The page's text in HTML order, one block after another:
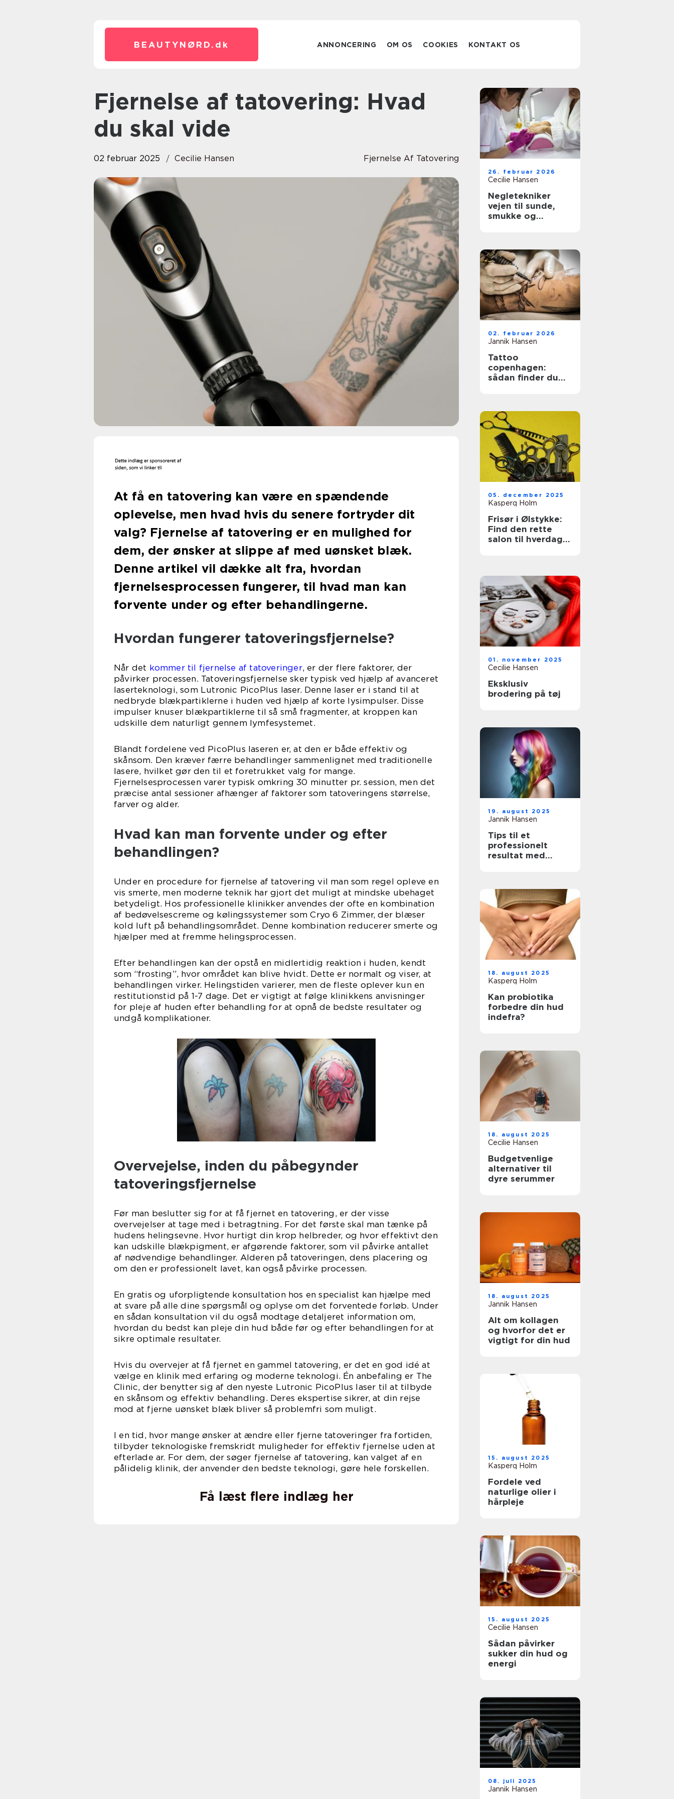
BEAUTYNØRD. dk ANNONCERING OM OS COOKIES KONTAKT OS
Fjernelse af tatovering: Hvad
du skal vide
02 februar 2025 Cecilie Hansen Fjernelse Af Tatovering
At få en tatovering kan være en spændende
oplevelse, men hvad hvis du senere fortryder dit
valg? Fjernelse af tatovering er en mulighed for
dem, der ønsker at slippe af med uønsket blæk.
Denne artikel vil dække alt fra, hvordan
fjernelsesprocessen fungerer, til hvad man kan
forvente under og efter behandlingerne.
Hvordan fungerer tatoveringsfjernelse?
Når det kommer til fjernelse af tatoveringer, er der flere faktorer, der
påvirker processen. Tatoveringsfjernelse sker typisk ved hjælp af avanceret
laserteknologi, som Lutronic PicoPlus laser. Denne laser er i stand til at
nedbryde blækpartiklerne i huden ved hjælp af korte lysimpulser. Disse
impulser knuser blækpartiklerne til så små fragmenter, at kroppen kan
udskille dem naturligt gennem lymfesystemet.
Blandt fordelene ved PicoPlus laseren er, at den er både effektiv og
skånsom. Den kræver færre behandlinger sammenlignet med traditionelle
lasere, hvilket gør den til et foretrukket valg for mange.
Fjernelsesprocessen varer typisk omkring 30 minutter pr. session, men det
præcise antal sessioner afhænger af faktorer som tatoveringens størrelse,
farver og alder.
Hvad kan man forvente under og efter
behandlingen?
Under en procedure for fjernelse af tatovering vil man som regel opleve en
vis smerte, men moderne teknik har gjort det muligt at mindske ubehaget
betydeligt. Hos professionelle klinikker anvendes der ofte en kombination
af bedøvelsescreme og kølingssystemer som Cryo 6 Zimmer, der blæser
kold luft på behandlingsområdet. Denne kombination reducerer smerte og
hjælper med at fremme helingsprocessen.
Efter behandlingen kan der opstå en midlertidig reaktion i huden, kendt
som “frosting”, hvor området kan blive hvidt. Dette er normalt og viser, at
behandlingen virker. Helingstiden varierer, men de fleste oplever kun en
restitutionstid på 1-7 dage. Det er vigtigt at følge klinikkens anvisninger
for pleje af huden efter behandling for at opnå de bedste resultater og
undgå komplikationer.
Overvejelse, inden du påbegynder
tatoveringsfjernelse
Før man beslutter sig for at få fjernet en tatovering, er der visse
overvejelser at tage med i betragtning. For det første skal man tænke på
hudens helingsevne. Hvor hurtigt din krop helbreder, og hvor effektivt den
kan udskille blækpigment, er afgørende faktorer, som vil påvirke antallet
af nødvendige behandlinger. Alderen på tatoveringen, dens placering og
om den er professionelt lavet, kan også påvirke processen.
En gratis og uforpligtende konsultation hos en specialist kan hjælpe med
at svare på alle dine spørgsmål og oplyse om det forventede forløb. Under
en sådan konsultation vil du også modtage detaljeret information om,
hvordan du bedst kan pleje din hud både før og efter behandlingen for at
sikre optimale resultater.
Hvis du overvejer at få fjernet en gammel tatovering, er det en god idé at
vælge en klinik med erfaring og moderne teknologi. Én anbefaling er The
Clinic, der benytter sig af den nyeste Lutronic PicoPlus laser til at tilbyde
en skånsom og effektiv behandling. Deres ekspertise sikrer, at din rejse
mod at fjerne uønsket blæk bliver så problemfri som muligt.
I en tid, hvor mange ønsker at ændre eller fjerne tatoveringer fra fortiden,
tilbyder teknologiske fremskridt muligheder for effektiv fjernelse uden at
efterlade ar. For dem, der søger fjernelse af tatovering, kan valget af en
pålidelig klinik, der anvender den bedste teknologi, gøre hele forskellen.
Få læst flere indlæg her
26. februar 2026
Cecilie Hansen
Negletekniker
vejen til sunde,
smukke og
02. februar 2026
Jannik Hansen
Tattoo
copenhagen:
sådan finder du
05. december 2025
Kasperq Holm
Frisør i Ølstykke:
Find den rette
salon til hverdag
01. november 2025
Cecilie Hansen
Eksklusiv
brodering på tøj
19. august 2025
Jannik Hansen
Tips til et
professionelt
resultat med
18. august 2025
Kasperq Holm
Kan probiotika
forbedre din hud
indefra?
18. august 2025
Cecilie Hansen
Budgetvenlige
alternativer til
dyre serummer
18. august 2025
Jannik Hansen
Alt om kollagen
og hvorfor det er
vigtigt for din hud
15. august 2025
Kasperq Holm
Fordele ved
naturlige olier i
hårpleje
15. august 2025
Cecilie Hansen
Sådan påvirker
sukker din hud og
energi
08. juli 2025
Jannik Hansen